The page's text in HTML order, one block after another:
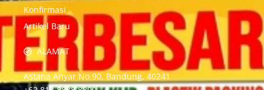
Konfirmasi
Artikel Baru
ALAMAT
Astana Anyar No.90, Bandung, 40241